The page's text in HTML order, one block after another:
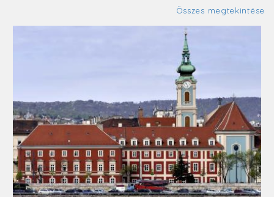
Összes megtekintése